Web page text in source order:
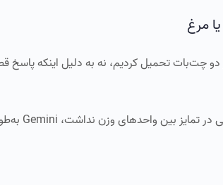
تحمیل کردیم، نه به دلیل اینکه پاسخ